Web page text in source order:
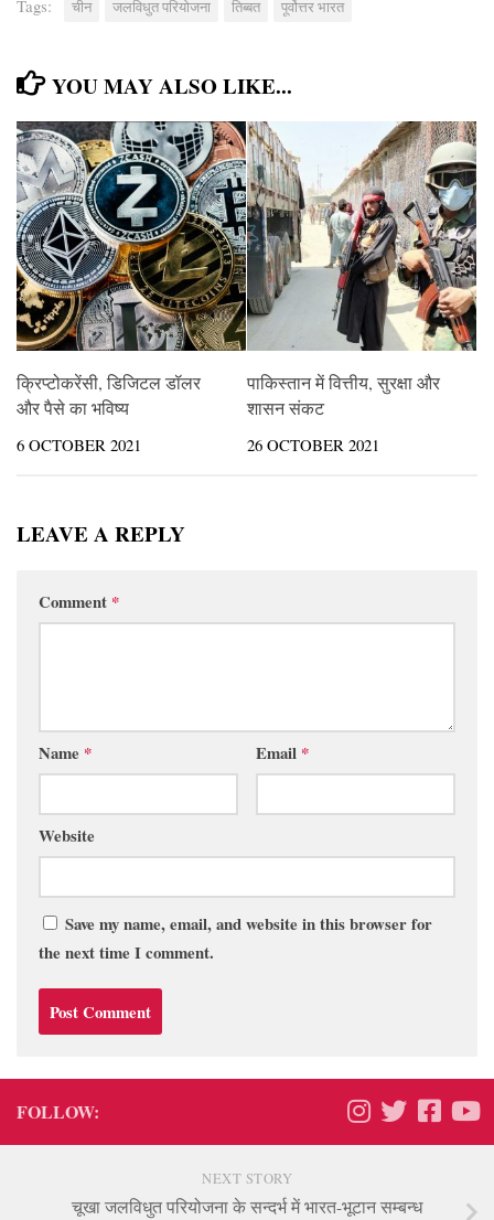
Tags: चीन जलविधुत परियोजना तिब्बत पूर्वोत्तर भारत
YOU MAY ALSO LIKE...
क्रिप्टोकरेंसी, डिजिटल डॉलर
और पैसे का भविष्य
6 OCTOBER 2021
पाकिस्तान में वित्तीय, सुरक्षा और
शासन संकट
26 OCTOBER 2021
LEAVE A REPLY
Comment *
Name * Email *
Website
Save my name, email, and website in this browser for
the next time I comment.
FOLLOW:
NEXT STORY
चूखा जलविधुत परियोजना के सन्दर्भ में भारत-भूटान सम्बन्ध